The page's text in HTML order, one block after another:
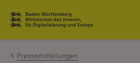
Zum Inhalt springen
Link zur Startseite
Pressemitteilungen